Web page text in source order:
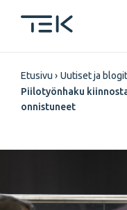
pääsisältöön
Etusivu
Uutiset ja blogit
Piilotyönhaku
onnistuneet